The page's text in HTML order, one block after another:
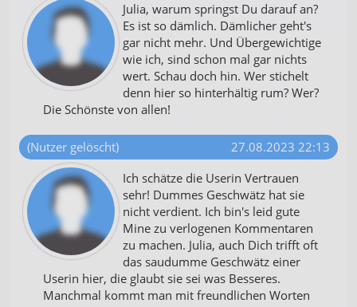
Julia, warum springst Du darauf an?
Es ist so dämlich. Dämlicher geht's
gar nicht mehr. Und Übergewichtige
wie ich, sind schon mal gar nichts
wert. Schau doch hin. Wer stichelt
denn hier so hinterhältig rum? Wer?
Die Schönste von allen!
(Nutzer gelöscht)
27.08.2023 22:13
Ich schätze die Userin Vertrauen
sehr! Dummes Geschwätz hat sie
nicht verdient. Ich bin's leid gute
Mine zu verlogenen Kommentaren
zu machen. Julia, auch Dich trifft oft
das saudumme Geschwätz einer
Userin hier, die glaubt sie sei was Besseres.
Manchmal kommt man mit freundlichen Worten